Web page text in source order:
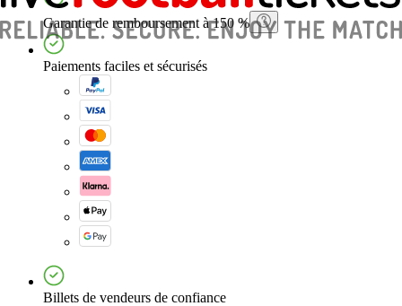
Garantie de remboursement à 150 %
Paiements faciles et sécurisés
Billets de vendeurs de confiance